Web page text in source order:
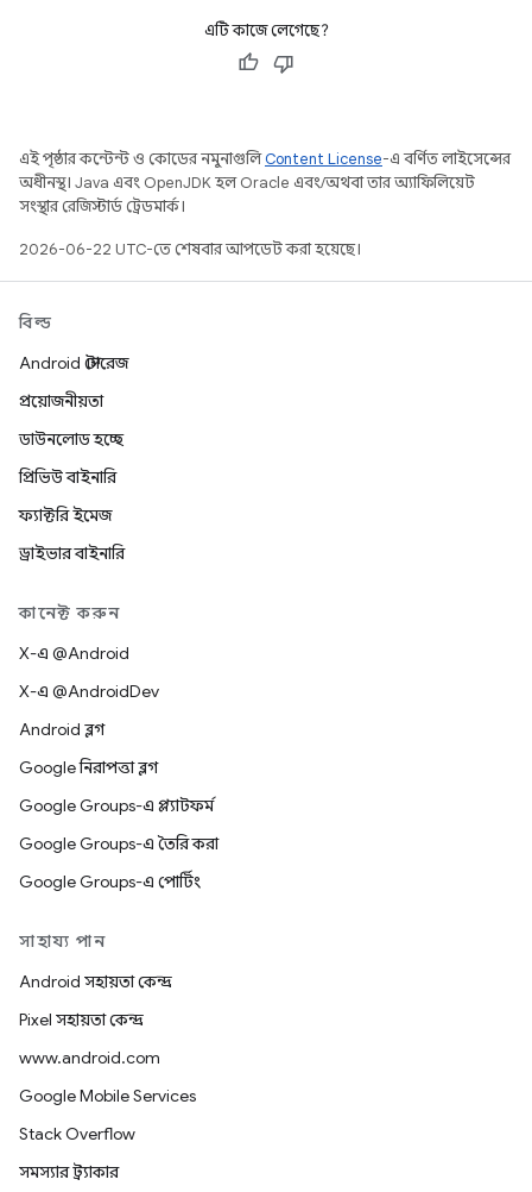
এটি কাজে লেগেছে?
এই পৃষ্ঠার কন্টেন্ট ও কোডের নমুনাগুলিContent License-এ বর্ণিত লাইসেন্সের
অধীনস্থ। Java এবং OpenJDK হল Oracle এবং/অথবা তার অ্যাফিলিয়েট
সংস্থার রেজিস্টার্ড ট্রেডমার্ক।
2026-06-22 UTC-তে শেষবার আপডেট করা হয়েছে।
বিল্ড
Android স্টোরেজ
প্রয়োজনীয়তা
ডাউনলোড হচ্ছে
প্রিভিউ বাইনারি
ফ্যাক্টরি ইমেজ
ড্রাইভার বাইনারি
কানেক্ট করুন
X-এ @Android
X-এ @AndroidDev
Android ব্লগ
Google নিরাপত্তা ব্লগ
Google Groups-এ প্ল্যাটফর্ম
Google Groups-এ তৈরি করা
Google Groups-এ পোর্টিং
সাহায্য পান
Android সহায়তা কেন্দ্র
Pixel সহায়তা কেন্দ্র
www.android.com
Google Mobile Services
Stack Overflow
সমস্যার ট্র্যাকার